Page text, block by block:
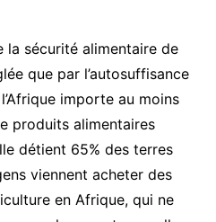
la sécurité alimentaire de
que par l’autosuffisance
importe au moins
produits alimentaires
détient 65% des terres
viennent acheter des
en Afrique, qui ne